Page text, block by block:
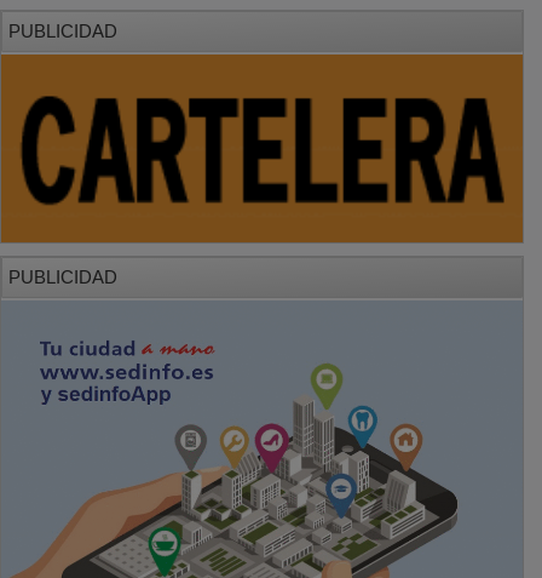
PUBLICIDAD
PUBLICIDAD